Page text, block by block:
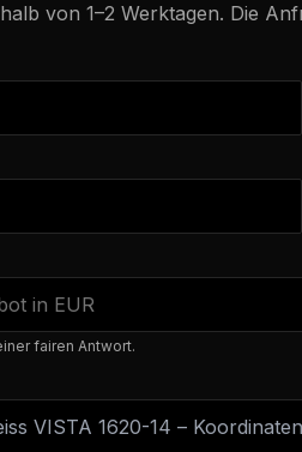
von 1–2 Werktagen. Die
fairen Antwort.